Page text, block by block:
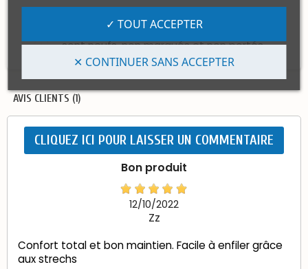
Politique retours
Les articles peuvent être retournés s'ils
sont neufs, non marqués et non portés.
AVIS CLIENTS (1)
CLIQUEZ ICI POUR LAISSER UN COMMENTAIRE
Bon produit
12/10/2022
Zz
Confort total et bon maintien. Facile à enfiler grâce
aux strechs
✕ CONTINUER SANS ACCEPTER
✓ TOUT ACCEPTER